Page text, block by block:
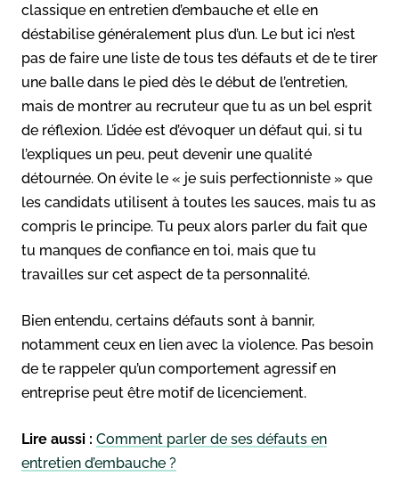
classique en entretien d’embauche et elle en
déstabilise généralement plus d’un. Le but ici n’est
pas de faire une liste de tous tes défauts et de te tirer
une balle dans le pied dès le début de l’entretien,
mais de montrer au recruteur que tu as un bel esprit
de réflexion. L’idée est d’évoquer un défaut qui, si tu
l’expliques un peu, peut devenir une qualité
détournée. On évite le « je suis perfectionniste » que
les candidats utilisent à toutes les sauces, mais tu as
compris le principe. Tu peux alors parler du fait que
tu manques de confiance en toi, mais que tu
travailles sur cet aspect de ta personnalité.
Bien entendu, certains défauts sont à bannir,
notamment ceux en lien avec la violence. Pas besoin
de te rappeler qu’un comportement agressif en
entreprise peut être motif de licenciement.
Lire aussi : Comment parler de ses défauts en
entretien d’embauche ?